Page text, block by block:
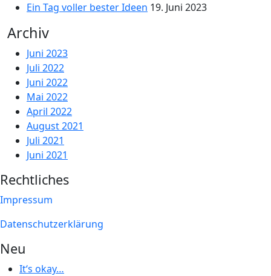
Ein Tag voller bester Ideen 19. Juni 2023
Archiv
Juni 2023
Juli 2022
Juni 2022
Mai 2022
April 2022
August 2021
Juli 2021
Juni 2021
Rechtliches
Impressum
Datenschutzerklärung
Neu
It‘s okay…